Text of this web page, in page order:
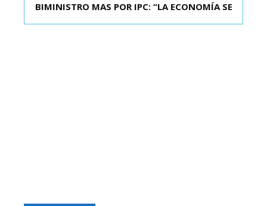
KAST SE REUNIÓ CON EL PRESIDENTE ELECTO DE
BIMINISTRO MAS POR IPC: “LA ECONOMÍA SE